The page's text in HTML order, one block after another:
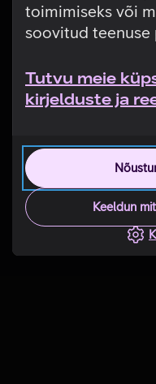
toimimiseks või
soovitud teenuse
Tutvu meie
kirjelduste ja
Keeldun